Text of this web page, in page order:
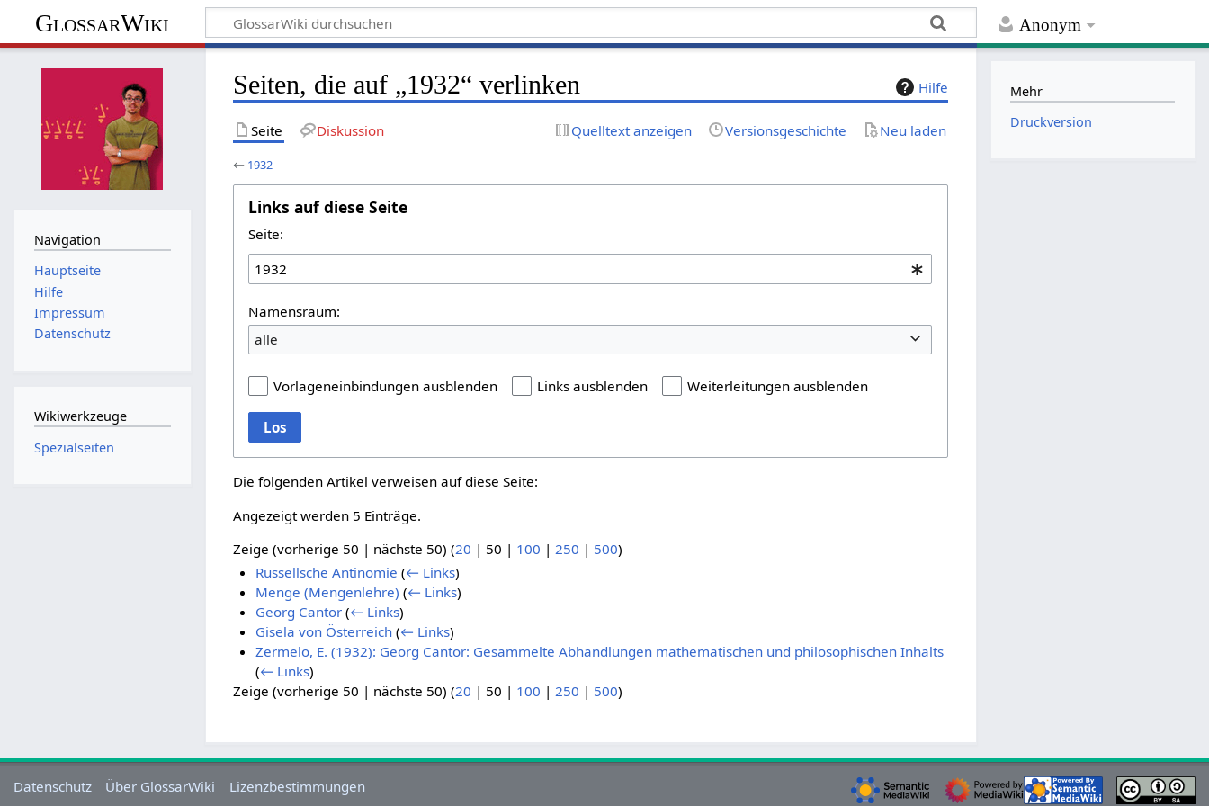
Anonym
GlossarWiki
Hilfe
Seiten, die auf „1932“ verlinken
Seite Diskussion Quelltext anzeigen Versionsgeschichte Neu laden
← 1932
Links auf diese Seite
Seite:
Namensraum:
alle
Vorlageneinbindungen ausblenden Links ausblenden Weiterleitungen ausblenden
Los
Die folgenden Artikel verweisen auf diese Seite:
Angezeigt werden 5 Einträge.
Zeige (vorherige 50 | nächste 50) (20 | 50 | 100 | 250 | 500)
Russellsche Antinomie (← Links)
Menge (Mengenlehre) (← Links)
Georg Cantor (← Links)
Gisela von Österreich (← Links)
Zermelo, E. (1932): Georg Cantor: Gesammelte Abhandlungen mathematischen und philosophischen Inhalts
(← Links)
Zeige (vorherige 50 | nächste 50) (20 | 50 | 100 |250 | 500)
Navigation
Hauptseite
Hilfe
Impressum
Datenschutz
Wikiwerkzeuge
Spezialseiten
Mehr
Druckversion
Datenschutz Über GlossarWiki Lizenzbestimmungen